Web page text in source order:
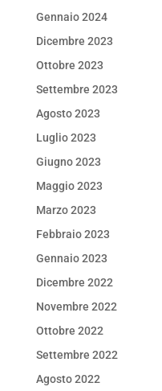
Gennaio 2024
Dicembre 2023
Ottobre 2023
Settembre 2023
Agosto 2023
Luglio 2023
Giugno 2023
Maggio 2023
Marzo 2023
Febbraio 2023
Gennaio 2023
Dicembre 2022
Novembre 2022
Ottobre 2022
Settembre 2022
Agosto 2022